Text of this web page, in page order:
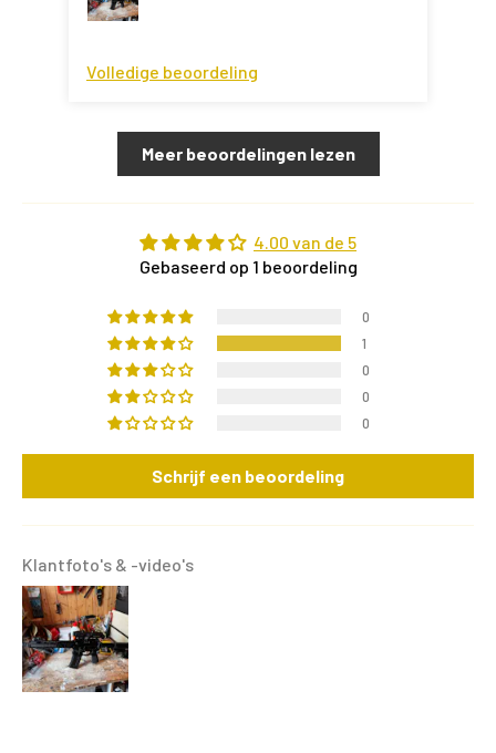
Volledige beoordeling
Meer beoordelingen lezen
4.00 van de 5
Gebaseerd op 1 beoordeling
0
1
0
0
0
Schrijf een beoordeling
Klantfoto's & -video's